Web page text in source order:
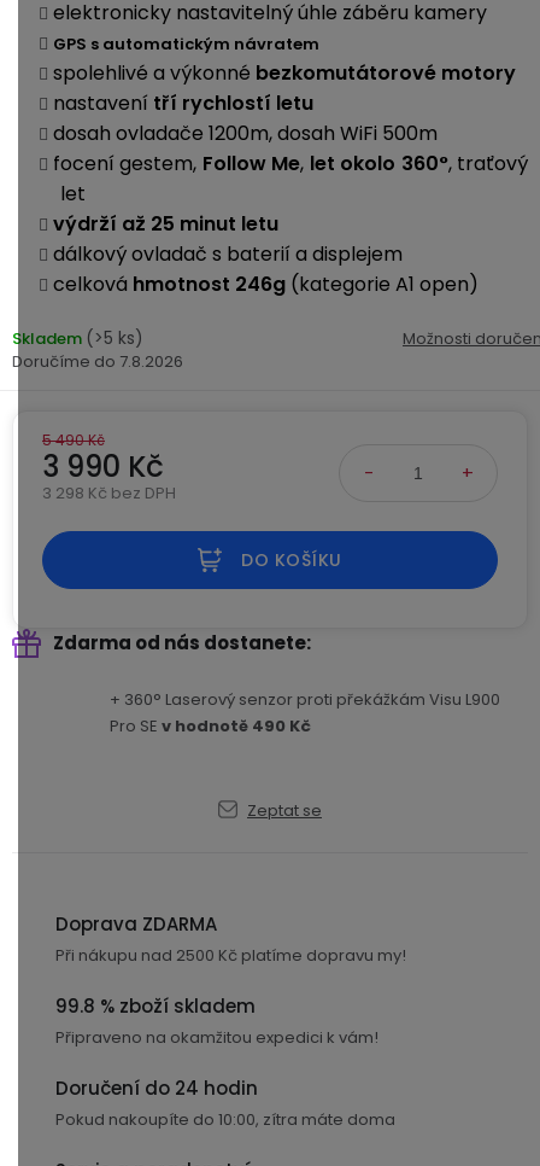
displejem
Příslušenství
se
2
bateriemi
Sada
3
bateriemi
díly
a
systémy
Příslušenství
ke
kamerám
úložiště
Paměťové
karty
Externí
SSD
disky
Napájecí
kabely
USB-
A
/
C
/
mini
USB
A
Lightning
Nabíjecí
adaptéry
USB-
/
Lightning
3,5mm
Esenciální
oleje
Doplňkové
služby
ANRAN
elektronicky nastavitelný úhle záběru kamery
GPS s automatickým návratem
spolehlivé a výkonné bezkomutátorové motory
nastavení tří rychlostí letu
dosah ovladače 1200m, dosah WiFi 500m
focení gestem, Follow Me, let okolo 360°, traťový
let
výdrží až 25 minut letu
dálkový ovladač s baterií a displejem
celková hmotnost 246g (kategorie A1 open)
Skladem (>5 ks)
7.8.2026
Možnosti
5 490 Kč
3 990 Kč
3 298 Kč bez DPH
DO KOŠÍKU
Zdarma od nás dostanete
+ 360° Laserový senzor proti překážkám Visu L900
Pro SE v hodnotě 490 Kč
Zeptat se
Doprava ZDARMA
Při nákupu nad 2500 Kč platíme dopravu my!
99.8 % zboží skladem
Připraveno na okamžitou expedici k vám!
Doručení do 24 hodin
Pokud nakoupíte do 10:00, zítra máte doma